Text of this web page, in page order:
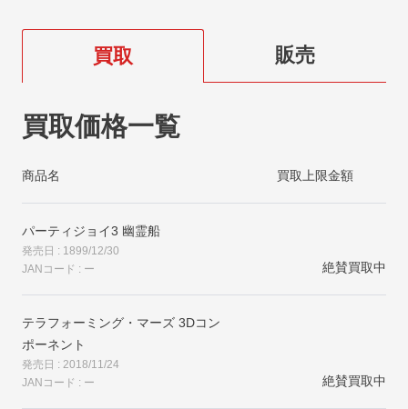
買取 販売
買取価格一覧
商品名 買取上限金額
パーティジョイ3 幽霊船
発売日 : 1899/12/30
JANコード : ー
絶賛買取中
テラフォーミング・マーズ 3Dコン
ポーネント
発売日 : 2018/11/24
JANコード : ー
絶賛買取中